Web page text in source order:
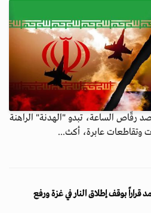
رقّاص الساعة، تبدو "الهدنة" الراهنة
وتقاطعات عابرة، أكث...
قراراً بوقف إطلاق النار في غزة ورفع